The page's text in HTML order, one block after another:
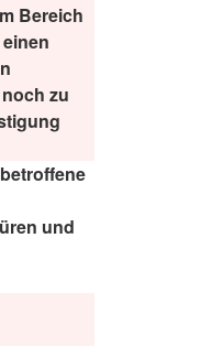
Bereich
zu
und